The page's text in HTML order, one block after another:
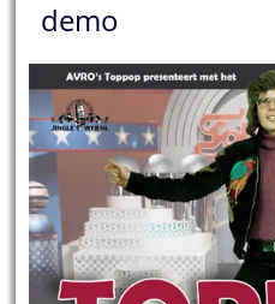
demo